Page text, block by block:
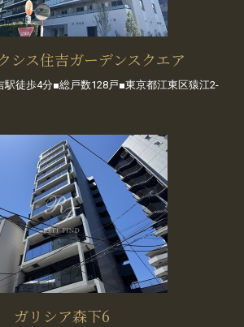
シス住吉ガーデンスクエア
駅徒歩4分■総戸数128戸■東京都江東区猿江2-
ガリシア森下6